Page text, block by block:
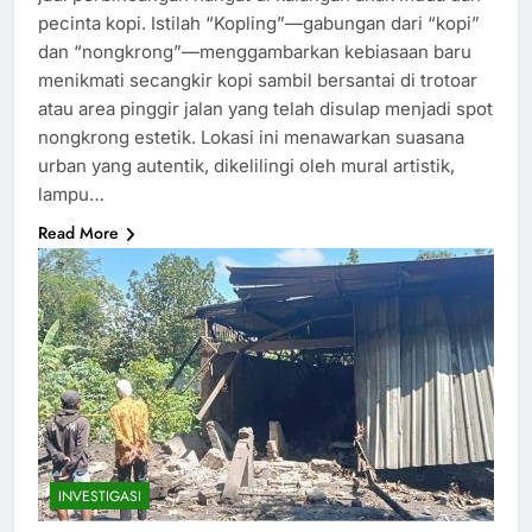
pecinta kopi. Istilah “Kopling”—gabungan dari “kopi”
dan “nongkrong”—menggambarkan kebiasaan baru
menikmati secangkir kopi sambil bersantai di trotoar
atau area pinggir jalan yang telah disulap menjadi spot
nongkrong estetik. Lokasi ini menawarkan suasana
urban yang autentik, dikelilingi oleh mural artistik,
lampu…
Read More
INVESTIGASI